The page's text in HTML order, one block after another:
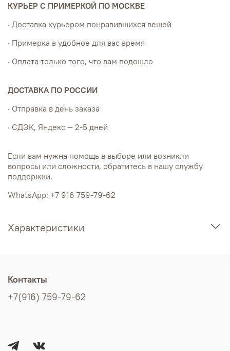
КУРЬЕР С ПРИМЕРКОЙ ПО МОСКВЕ
· Доставка курьером понравившихся вещей
· Примерка в удобное для вас время
· Оплата только того, что вам подошло
ДОСТАВКА ПО РОССИИ
· Отправка в день заказа
· СДЭК, Яндекс — 2-5 дней
Если вам нужна помощь в выборе или возникли
вопросы или сложности, обратитесь в нашу службу
поддержки.
WhatsApp: +7 916 759-79-62
Характеристики
Контакты
+7(916) 759-79-62